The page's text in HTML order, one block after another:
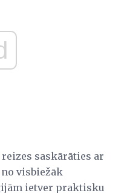
reizes saskārāties ar
visbiežāk
ietver praktisku